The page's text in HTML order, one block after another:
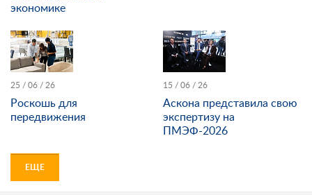
экономике
25 / 06 / 26
Роскошь для
передвижения
15 / 06 / 26
Аскона представила свою
экспертизу на
ПМЭФ-2026
ЕЩЕ